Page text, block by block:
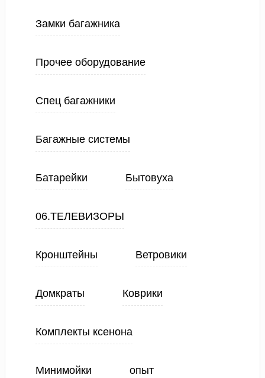
Замки багажника
Прочее оборудование
Спец багажники
Багажные системы
Батарейки Бытовуха
06.ТЕЛЕВИЗОРЫ
Кронштейны Ветровики
Домкраты Коврики
Комплекты ксенона
Минимойки опыт